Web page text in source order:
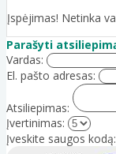
Įspėjimas! Netinka
Parašyti
Vardas:
El. pašto adresas:
Atsiliepimas:
Įvertinimas:
Įveskite saugos kodą: